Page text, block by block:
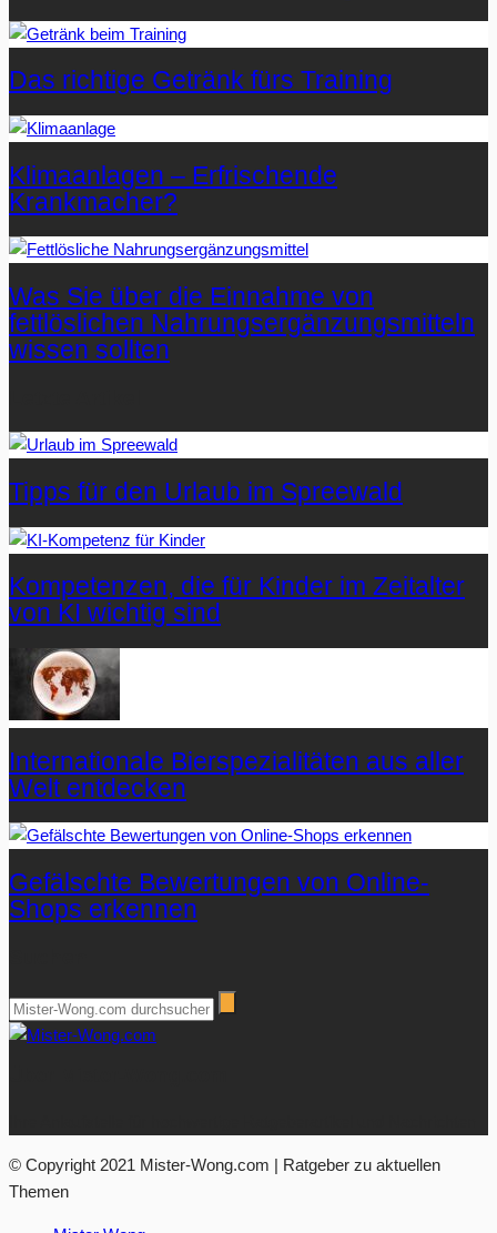
Das richtige Getränk fürs Training
Klimaanlagen – Erfrischende
Krankmacher?
Was Sie über die Einnahme von
fettlöslichen Nahrungsergänzungsmitteln
wissen sollten
Tipps für den Urlaub im Spreewald
Kompetenzen, die für Kinder im Zeitalter
von KI wichtig sind
Internationale Bierspezialitäten aus aller
Welt entdecken
Gefälschte Bewertungen von Online-
Shops erkennen
© Copyright 2021 Mister-Wong.com | Ratgeber zu aktuellen
Themen